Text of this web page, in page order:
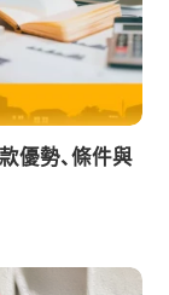
優勢、條件與